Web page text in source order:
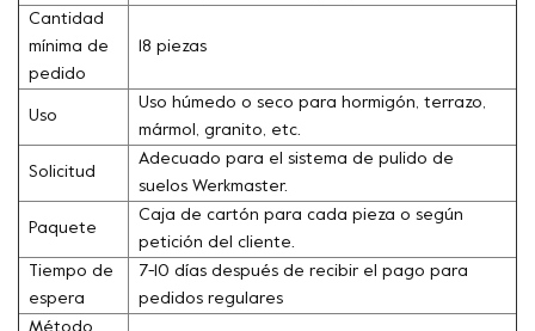
Cantidad
mínima de
pedido
18 piezas
Uso
Uso húmedo o seco para hormigón, terrazo,
mármol, granito, etc.
Solicitud
Adecuado para el sistema de pulido de
suelos Werkmaster.
Paquete
Caja de cartón para cada pieza o según
petición del cliente.
Tiempo de
espera
7-10 días después de recibir el pago para
pedidos regulares
Método